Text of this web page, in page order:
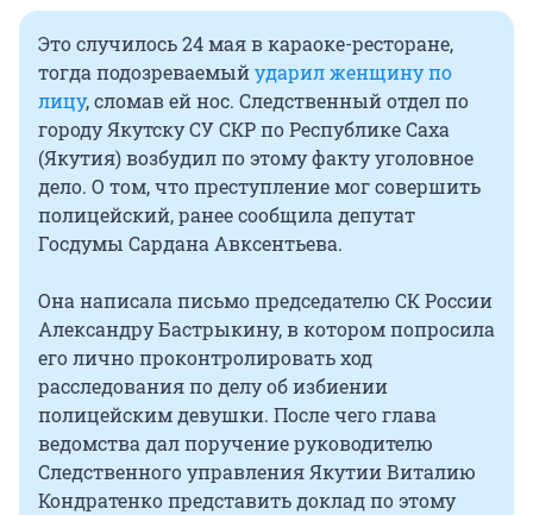
Это случилось 24 мая в караоке-ресторане,
тогда подозреваемыйударил женщину по
лицу, сломав ей нос. Следственный отдел по
городу Якутску СУ СКР по Республике Саха
(Якутия) возбудил по этому факту уголовное
дело. О том, что преступление мог совершить
полицейский, ранее сообщила депутат
Госдумы Сардана Авксентьева.
Она написала письмо председателю СК России
Александру Бастрыкину, в котором попросила
его лично проконтролировать ход
расследования по делу об избиении
полицейским девушки. После чего глава
ведомства дал поручение руководителю
Следственного управления Якутии Виталию
Кондратенко представить доклад по этому